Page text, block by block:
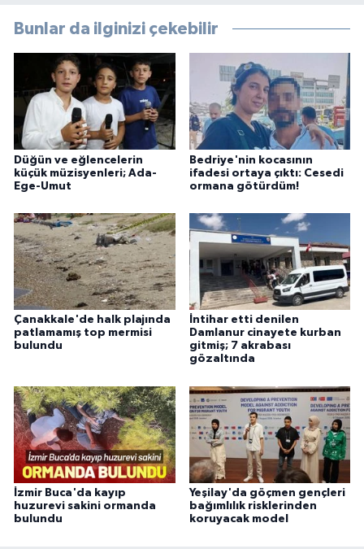
Bunlar da ilginizi çekebilir
Düğün ve eğlencelerin
küçük müzisyenleri; Ada-
Ege-Umut
Bedriye'nin kocasının
ifadesi ortaya çıktı: Cesedi
ormana götürdüm!
Çanakkale'de halk plajında
patlamamış top mermisi
bulundu
İntihar etti denilen
Damlanur cinayete kurban
gitmiş; 7 akrabası
gözaltında
İzmir Buca'da kayıp
huzurevi sakini ormanda
bulundu
Yeşilay'da göçmen gençleri
bağımlılık risklerinden
koruyacak model